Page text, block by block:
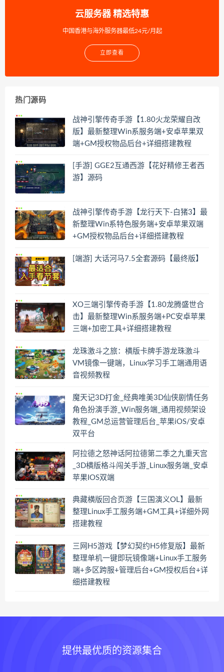
云服务器 精选特惠
中国香港与海外服务器最低24元/月起
立即查看
热门源码
战神引擎传奇手游【1.80火龙荣耀自改
版】最新整理Win系服务端+安卓苹果双
端+GM授权物品后台+详细搭建教程
[手游] GGE2互通西游【花好精修王者西
游】源码
战神引擎传奇手游【龙行天下-白猪3】最
新整理Win系特色服务端+安卓苹果双端
+GM授权物品后台+详细搭建教程
[端游] 大话河马7.5全套源码【最终版】
XO三端引擎传奇手游【1.80龙腾盛世合
击】最新整理Win系服务端+PC安卓苹果
三端+加密工具+详细搭建教程
龙珠激斗之旅：横版卡牌手游龙珠激斗
VM镜像一键端，Linux学习手工端通用语
音视频教程
魔天记3D打金_经典唯美3D仙侠剧情任务
角色扮演手游_Win服务端_通用视频架设
教程_GM总运营管理后台_苹果iOS/安卓
双平台
阿拉德之怒神话阿拉德第二季之九重天宫
_3D横版格斗闯关手游_Linux服务端_安卓
苹果IOS双端
典藏横版回合页游【三国演义OL】最新
整理Linux手工服务端+GM工具+详细外网
搭建教程
三网H5游戏【梦幻契约H5修复版】最新
整理单机一键即玩镜像端+Linux手工服务
端+多区跨服+管理后台+GM授权后台+详
细搭建教程
提供最优质的资源集合